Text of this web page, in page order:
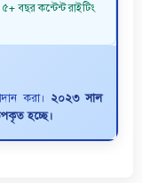
বছর কন্টেন্ট রাইটিং
করা। ২০২৩ সাল
হচ্ছে।